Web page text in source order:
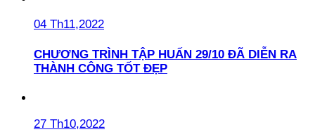
04 Th11,2022
CHƯƠNG TRÌNH TẬP HUẤN 29/10 ĐÃ DIỄN RA
THÀNH CÔNG TỐT ĐẸP
27 Th10,2022